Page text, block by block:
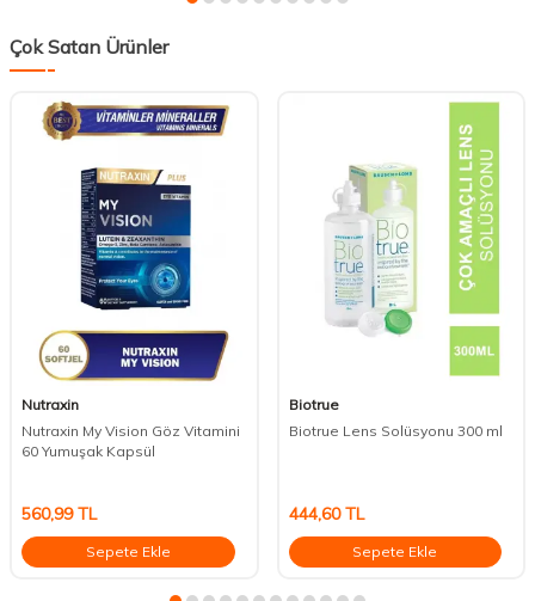
Çok Satan Ürünler
Nutraxin
Nutraxin My Vision Göz Vitamini
60 Yumuşak Kapsül
560,99TL
Sepete Ekle
Biotrue
Biotrue Lens Solüsyonu 300 ml
444,60TL
Sepete Ekle